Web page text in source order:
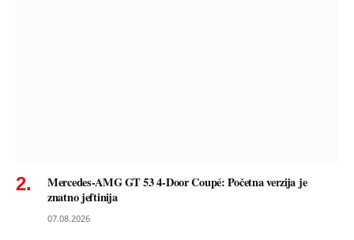
Mercedes-AMG GT 53 4-Door Coupé: Početna verzija je
znatno jeftinija
07.08.2026